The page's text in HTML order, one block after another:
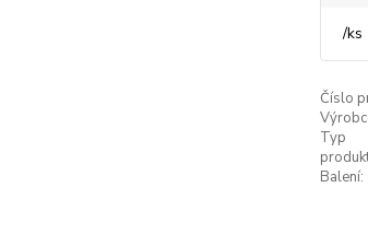
/ks
Číslo
Typ
Balení: